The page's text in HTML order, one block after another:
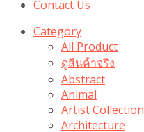
Contact Us
Category
All Product
ดูสินค้าจริง
Abstract
Animal
Artist Collection
Architecture